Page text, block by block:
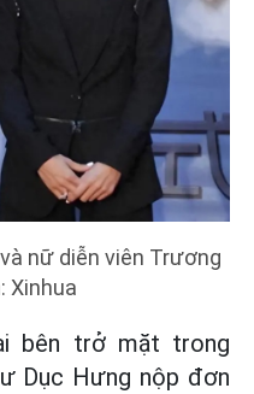
nữ diễn viên Trương
Xinhua
bên trở mặt trong
Dục Hưng nộp đơn